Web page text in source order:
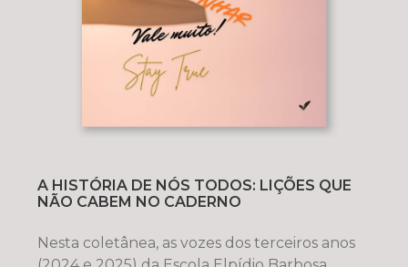
A HISTÓRIA DE NÓS TODOS: LIÇÕES QUE
NÃO CABEM NO CADERNO
Nesta coletânea, as vozes dos terceiros anos